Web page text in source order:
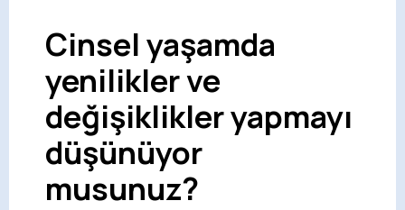
Cinsel yaşamda
yenilikler ve
değişiklikler yapmayı
düşünüyor
musunuz?